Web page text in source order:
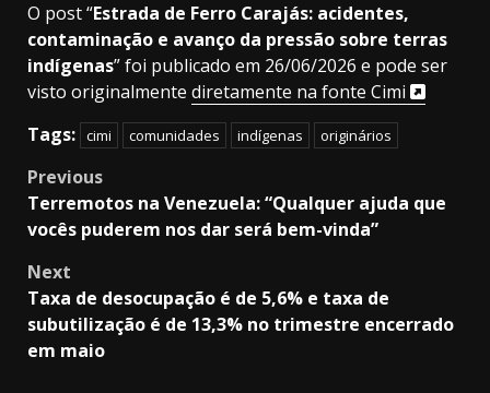
O post “Estrada de Ferro Carajás: acidentes,
contaminação e avanço da pressão sobre terras
indígenas” foi publicado em 26/06/2026 e pode ser
visto originalmente diretamente na fonte Cimi
Tags: cimi comunidades indígenas originários
Post
navigation
Previous
Terremotos na Venezuela: “Qualquer ajuda que
vocês puderem nos dar será bem-vinda”
Next
Taxa de desocupação é de 5,6% e taxa de
subutilização é de 13,3% no trimestre encerrado
em maio